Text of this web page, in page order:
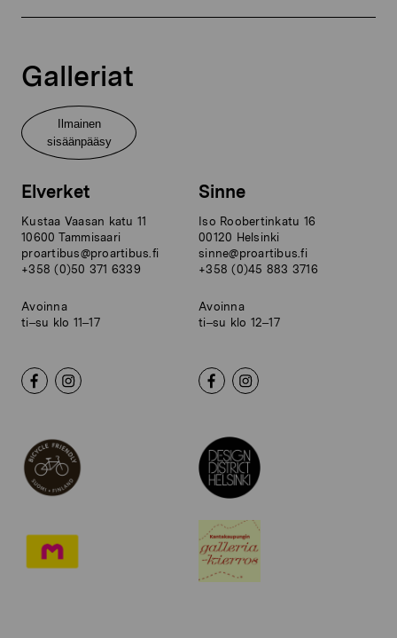
Galleriat
Ilmainen
sisäänpääsy
Elverket
Kustaa Vaasan katu 11
10600 Tammisaari
proartibus@proartibus.fi
+358 (0)50 371 6339
Avoinna
ti–su klo 11–17
Sinne
Iso Roobertinkatu 16
00120 Helsinki
sinne@proartibus.fi
+358 (0)45 883 3716
Avoinna
ti–su klo 12–17